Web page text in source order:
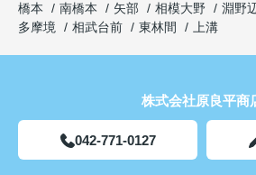
橋本
南橋本 矢部 相模大野 淵野
多摩境
相武台前 東林間 上溝
株式会社原良平商
042-771-0127